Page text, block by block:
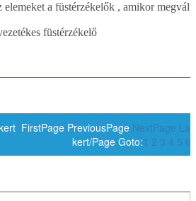
a füstérzékelők , amikor
füstérzékelő
FirstPage PreviousPage NextPage
kert/Page Goto:1 2 3 4 5 6